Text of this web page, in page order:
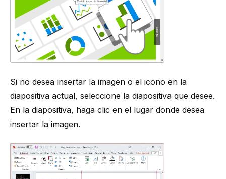
Si no desea insertar la imagen o el icono en la
diapositiva actual, seleccione la diapositiva que desee.
En la diapositiva, haga clic en el lugar donde desea
insertar la imagen.